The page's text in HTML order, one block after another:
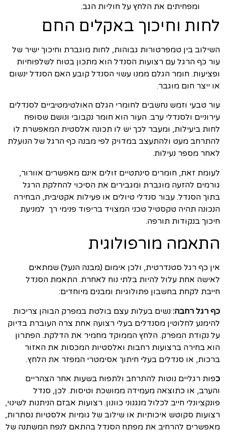
ומפחיתים את הלחץ על חוליות הגב.
לחות וחיכוך באקלים החם
השילוב בין טמפרטורות גבוהות, לחות מוגברת וחיכוך ישיר של
עור כף הרגל עם רצועות הסנדל הוא מתכון בטוח לשלפוחיות
ופציעות. חומר הגלם ממנו עשוי הסנדל קובע האם הסנדל ינשום
או ייצר חום מוגבר.
עור טבעי וזמש נחשבים לחומרי הגלם האולטימטיביים לסנדלים
עירוניים ולסנדלי ערב. העור הוא חומר נקבובי ונושם שסופח
לחות ביעילות, ומעבר לכך יש לו תכונה אלסטית המאפשרת לו
להתרחב מעט ולהתעצב במדויק לפי מבנה כף הרגל של הנועלת
לאחר מספר נעילות.
לעומת זאת, חומרים סינתטיים זולים אינם מאפשרים אוורור,
גורמים להזעה מוגברת ומגבירים את הסיכוי להחלקת הרגל
בתוך הסנדל. עבור סנדלי טיולים או פעילות אקטיבית, הבחירה
הנכונה תהיה טקסטיל טכני המצויד בריפוד פנימי רך למניעת
חיכוך בנקודות תורפה.
התאמה מורפולוגית
אין כף רגל סטנדרטית, ולכן אימום (מבנה הנעל) שמתאים
לאישה אחת עלול להיות בלתי נוח לאחרת. התאמת הסנדל
חייבת לקחת בחשבון פתולוגיות ומבנים מיוחדים:
כף רגל רחבה: נשים בעלות עצם בולטת במפרק הבוהן צריכות
להימנע לחלוטין מסנדלים בעלי רצועה אחת צרה העוברת בדיוק
על נקודת המפרק. הלחץ הממוקד מחמיר את הדלקת. הפתרון
הוא בחירה ברצועות רחבות ואלסטיות המכסות את האזור
ברכות, או סנדלים בעלי חיתוך אסימטרי המפזר את הלחץ.
כפות רגליים נוטות להתרחב ולתפוח בשעות אחר הצהריים
והערב, או כתוצאה מעמידה ממושכת וטיסות. לכן, סנדל
פונקציונלי חייב לכלול מנגנוני כוונון. רצועות אבזם הניתנות לשינוי,
רצועות סקוטש איכותיות או שילוב של גומיות אלסטיות נסתרות,
מאפשרים להרחיב את מפתח הסנדל בהתאם לנפח המשתנה של